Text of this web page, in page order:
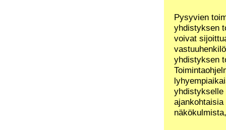
Pysyvien
yhdistyksen
voivat
yhdistyksen
yhdistykselle